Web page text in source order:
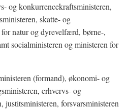
og konkurrencekraftsministeren,
skatte- og
natur og dyrevelfærd, børne-,
socialministeren og ministeren for
(formand), økonomi- og
erhvervs- og
justitsministeren, forsvarsministeren